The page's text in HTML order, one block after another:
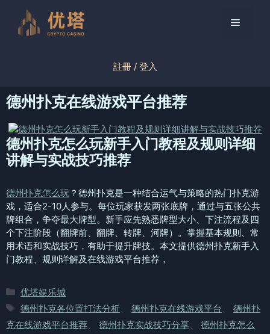
菜
註冊 / 登入
德州扑克在线游戏平台推荐
德州扑克怎么玩新手入门教程及规则详细
讲解与实战技巧推荐
德州扑克怎么玩 ？德州扑克是一种结合运气与策略的热门扑克游
戏，适合2-10人参与。每位玩家获发两张底牌，通过与五张公共
牌组合，争夺最大牌型。新手应先熟悉牌型大小、下注流程及四
个下注阶段（翻牌前、翻牌、转牌、河牌）。掌握基本规则、常
用术语和实战技巧，有助于提升牌技。本文提供德州扑克新手入
门教程、规则详解及在线游戏平台推荐，
分
类
优塔娱乐城
标
签
德州扑克各位置打法分析 德州扑克在线游戏平台
德州扑
克在线游戏平台推荐
德州扑克实战技巧分享
德州扑克怎么